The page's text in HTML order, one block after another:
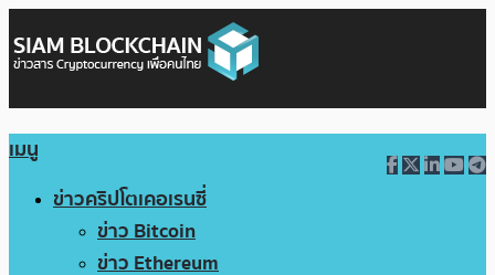
เมนู
ข่าวคริปโตเคอเรนซี่
ข่าว Bitcoin
ข่าว Ethereum